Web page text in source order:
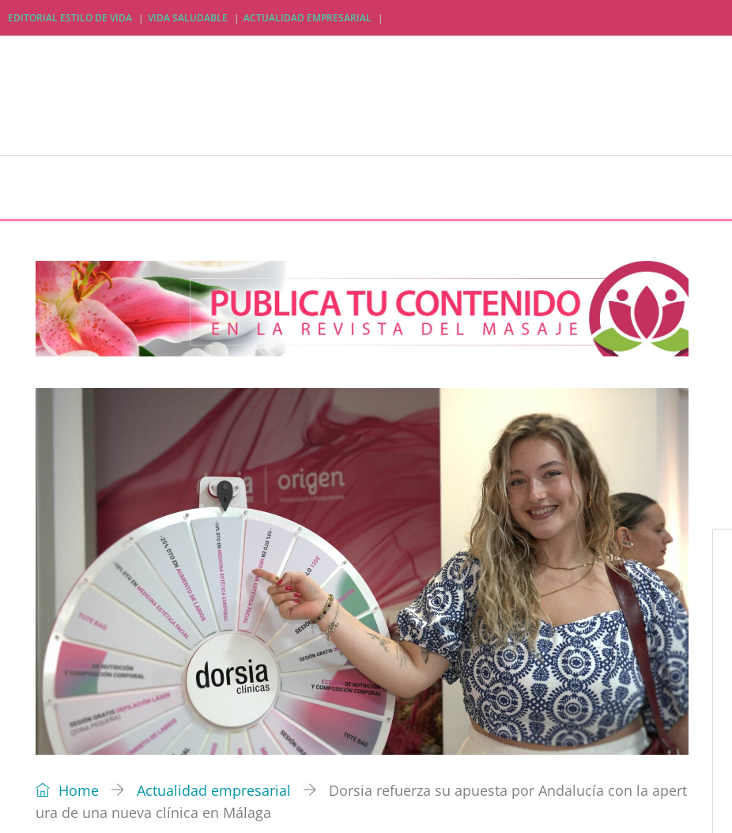
EDITORIAL ESTILO DE VIDA VIDA SALUDABLE ACTUALIDAD EMPRESARIAL
Home Actualidad empresarial
Dorsia refuerza su apuesta por Andalucía con la apert
ura de una nueva clínica en Málaga